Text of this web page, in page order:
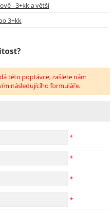
- 3+kk a větší
3+kk
této poptávce, zašlete nám
následujícího formuláře.
*
*
*
*